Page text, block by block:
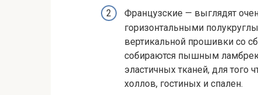
Французские — выглядят
горизонтальными
вертикальной прошивки со
собираются пышным
эластичных тканей, для
холлов, гостиных и спален.